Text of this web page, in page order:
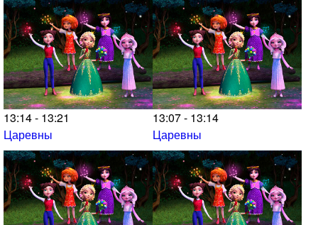
13:14 - 13:21
Царевны
13:07 - 13:14
Царевны